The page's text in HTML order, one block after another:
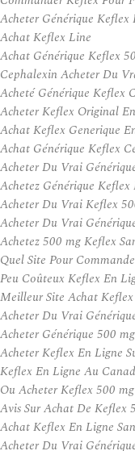
Acheter Générique Keflex
Achat Keflex Line
Achat Générique Keflex
Cephalexin Acheter Du
Acheté Générique Keflex
Acheter Keflex Original
Achat Keflex Generique
Achat Générique Keflex
Acheter Du Vrai
Achetez Générique
Acheter Du Vrai Keflex
Acheter Du Vrai
Achetez 500 mg Keflex
Quel Site Pour
Peu Coûteux Keflex En
Meilleur Site Achat
Acheter Du Vrai
Acheter Générique 500
Acheter Keflex En Ligne
Keflex En Ligne Au
Ou Acheter Keflex 500
Avis Sur Achat De Keflex
Achat Keflex En Ligne
Acheter Du Vrai